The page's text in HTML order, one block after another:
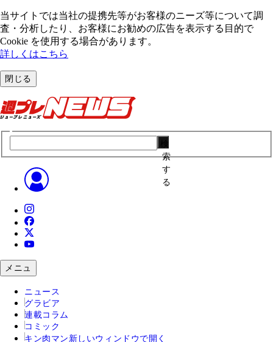
当サイトでは当社の提携先等がお客様のニーズ等について調
査・分析したり、お客様にお勧めの広告を表⽰する⽬的で
Cookie を使⽤する場合があります。
詳しくはこちら
閉じる
索
す
る
メニュ
ニュース
グラビア
連載コラム
コミック
キン肉マン 新しいウィンドウで開く